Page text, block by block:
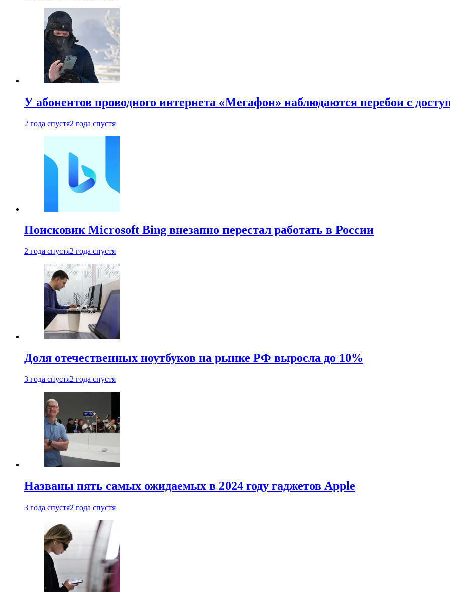
У абонентов проводного интернета «Мегафон» наблюдаются перебои с
2 года спустя2 года спустя
Поисковик Microsoft Bing внезапно перестал работать в России
2 года спустя2 года спустя
Доля отечественных ноутбуков на рынке РФ выросла до 10%
3 года спустя2 года спустя
Названы пять самых ожидаемых в 2024 году гаджетов Apple
3 года спустя2 года спустя